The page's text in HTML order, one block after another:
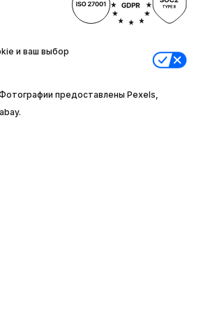
и ваш выбор
предоставлены Pexels,